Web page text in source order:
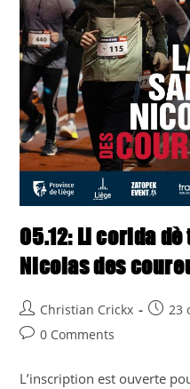
05.12: Li corida dè
Nicolas des
Post
author:
Christian Crickx
Post23
Post0 Comments
L’inscription est ouverte